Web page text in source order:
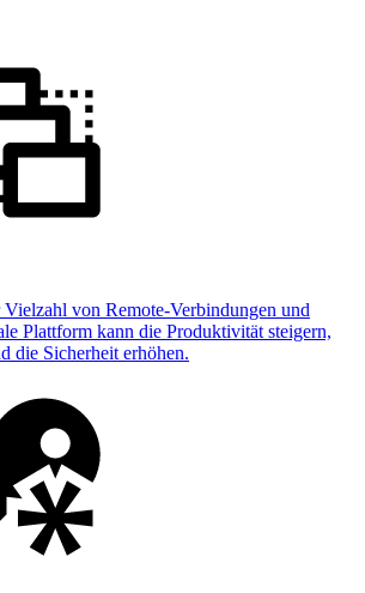
von Remote-Verbindungen und
Plattform kann die Produktivität steigern,
die Sicherheit erhöhen.